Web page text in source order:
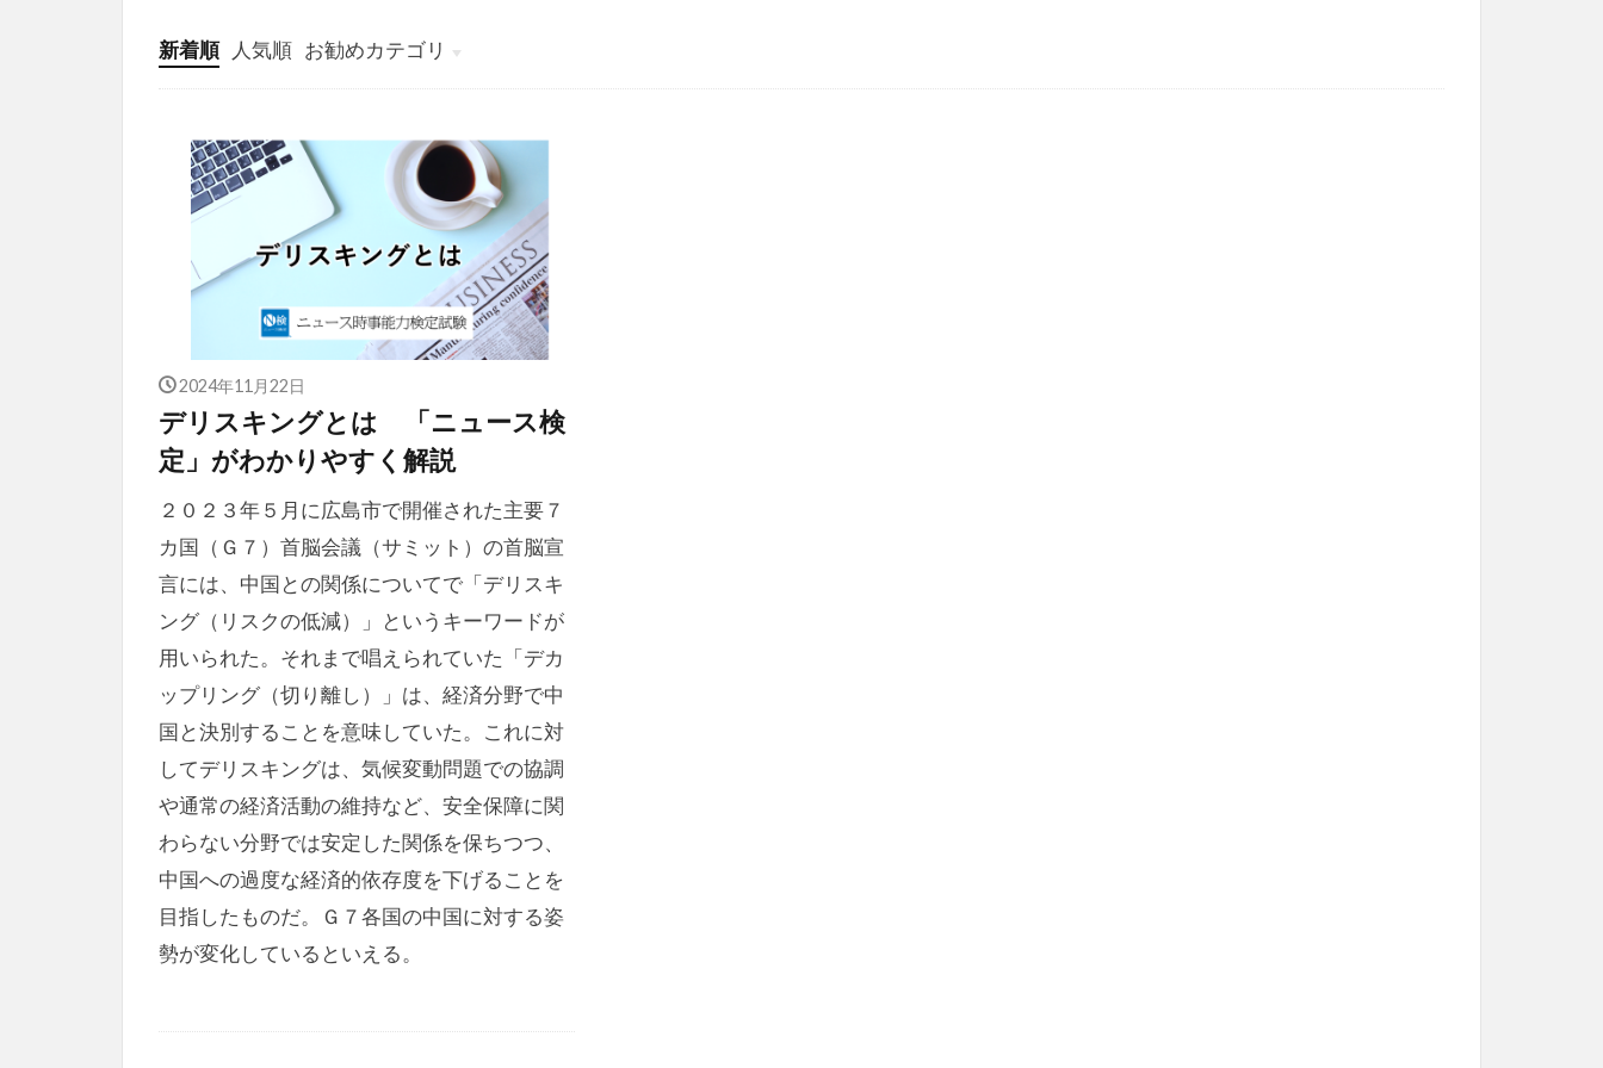
新着順 人気順 お勧めカテゴリ
投稿
学び
マンガ
電子書籍
2024年11月22日
デリスキングとは 「ニュース検
定」がわかりやすく解説
２０２３年５月に広島市で開催された主要７
カ国（Ｇ７）首脳会議（サミット）の首脳宣
言には、中国との関係についてで「デリスキ
ング（リスクの低減）」というキーワードが
用いられた。それまで唱えられていた「デカ
ップリング（切り離し）」は、経済分野で中
国と決別することを意味していた。これに対
してデリスキングは、気候変動問題での協調
や通常の経済活動の維持など、安全保障に関
わらない分野では安定した関係を保ちつつ、
中国への過度な経済的依存度を下げることを
目指したものだ。Ｇ７各国の中国に対する姿
勢が変化しているといえる。